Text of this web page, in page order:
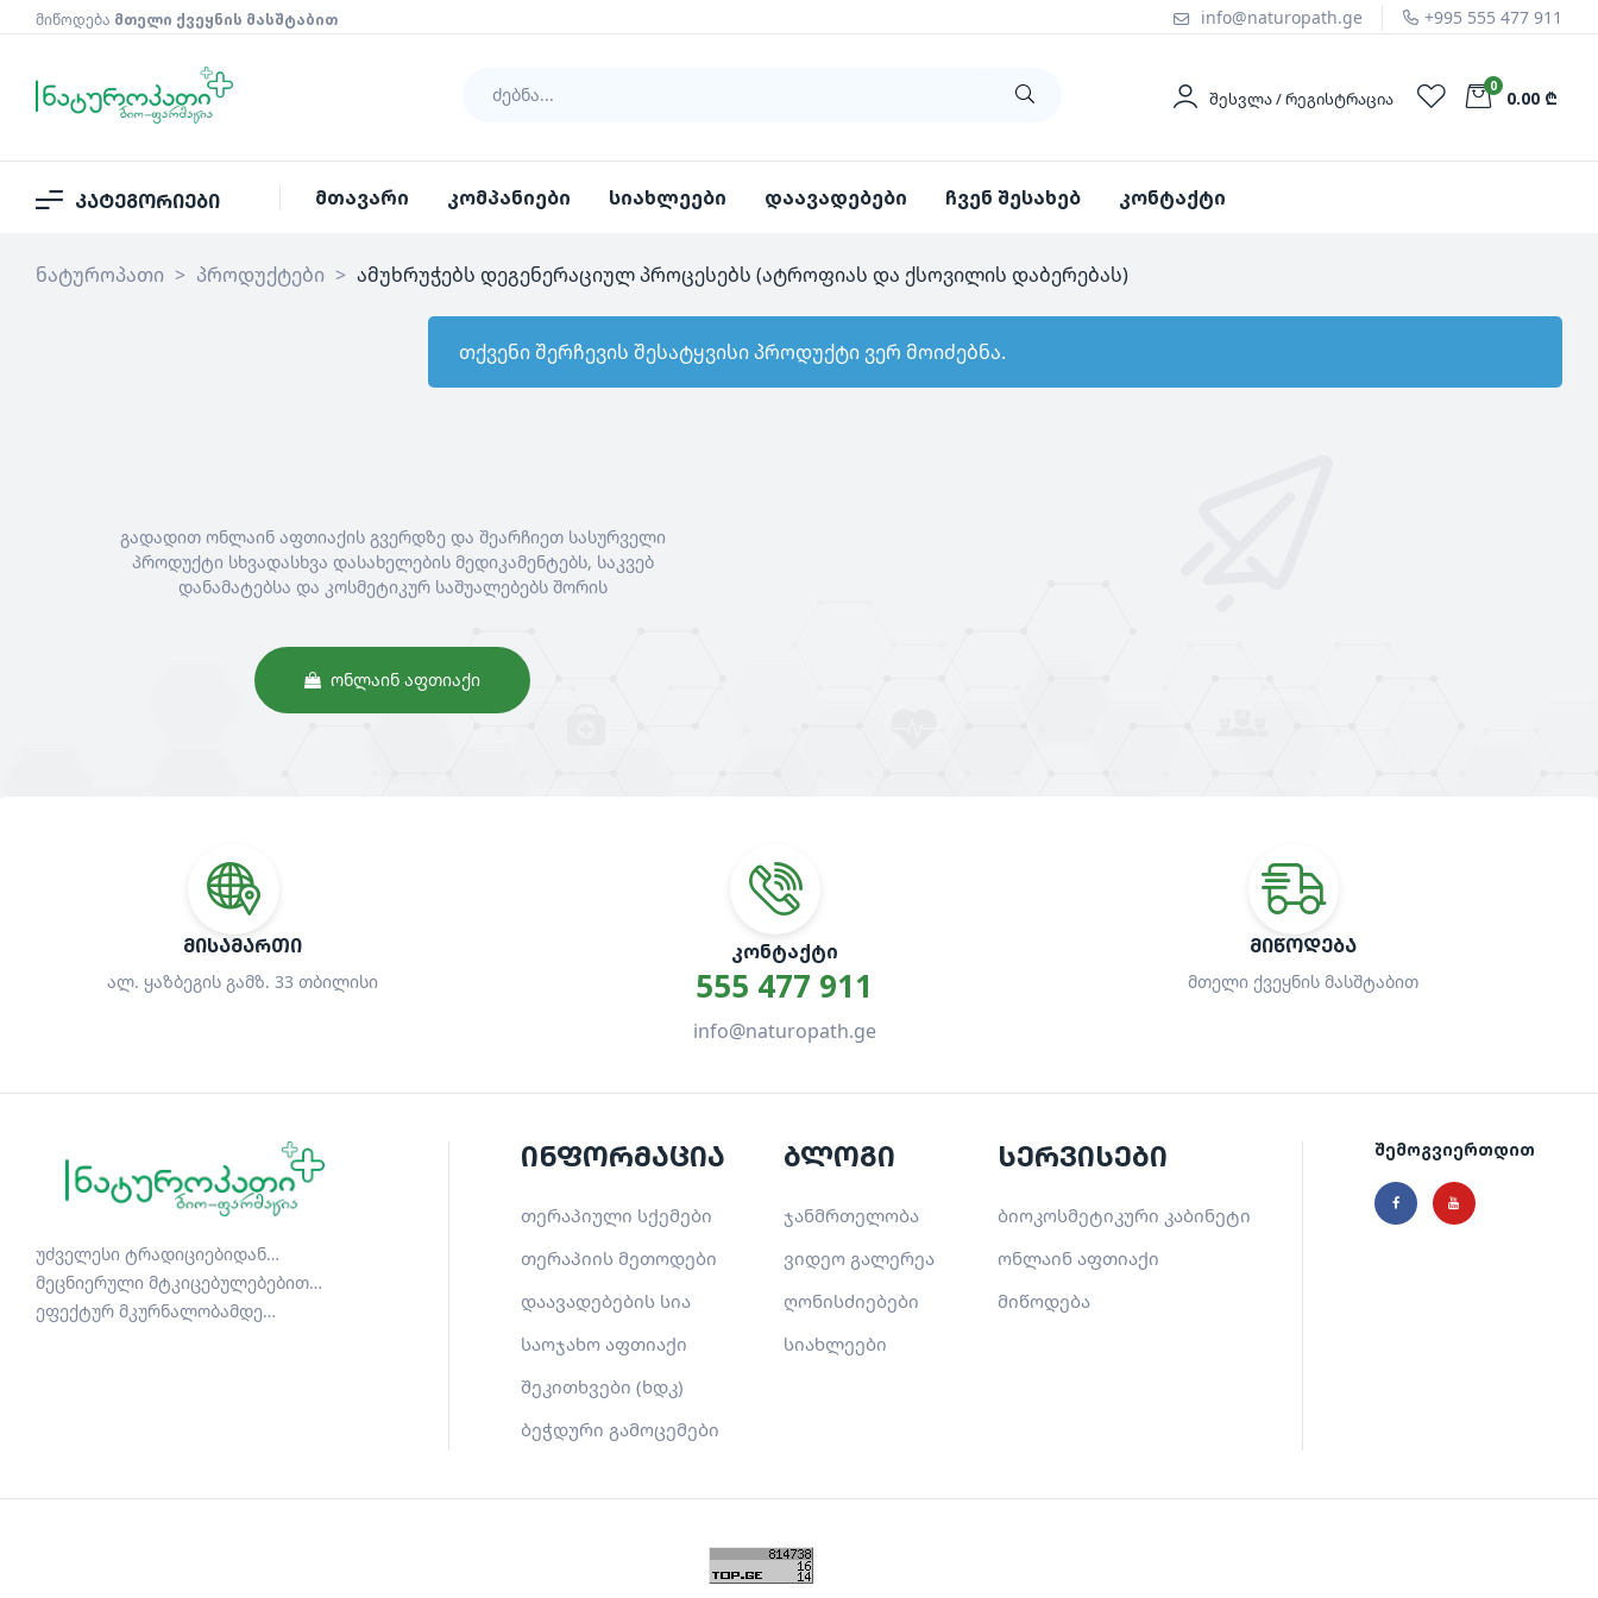
მიწოდება მთელი ქვეყნის მასშტაბით info@naturopath.ge +995 555 477 911
ᲨᲔᲡᲕᲚᲐ / ᲠᲔᲒᲘᲡᲢᲠᲐᲪᲘᲐ
0
0.00 ₾
კატეგორიები მთავარი კომპანიები სიახლეები დაავადებები ჩვენ შესახებ კონტაქტი
ნატუროპათი > პროდუქტები > ამუხრუჭებს დეგენერაციულ პროცესებს (ატროფიას და ქსოვილის დაბერებას)
თქვენი შერჩევის შესატყვისი პროდუქტი ვერ მოიძებნა.
გადადით ონლაინ აფთიაქის გვერდზე და შეარჩიეთ სასურველი
პროდუქტი სხვადასხვა დასახელების მედიკამენტებს, საკვებ
დანამატებსა და კოსმეტიკურ საშუალებებს შორის
ᲝᲜᲚᲐᲘᲜ ᲐᲤᲗᲘᲐᲥᲘ
ᲛᲘᲡᲐᲛᲐᲠᲗᲘ
ალ. ყაზბეგის გამზ. 33 თბილისი
ᲙᲝᲜᲢᲐᲥᲢᲘ
555 477 911
info@naturopath.ge
ᲛᲘᲬᲝᲓᲔᲑᲐ
მთელი ქვეყნის მასშტაბით
უძველესი ტრადიციებიდან…
მეცნიერული მტკიცებულებებით…
ეფექტურ მკურნალობამდე…
ინფორმაცია
თერაპიული სქემები
თერაპიის მეთოდები
დაავადებების სია
საოჯახო აფთიაქი
შეკითხვები (ხდკ)
ბეჭდური გამოცემები
ბლოგი
ჯანმრთელობა
ვიდეო გალერეა
ღონისძიებები
სიახლეები
სერვისები
ბიოკოსმეტიკური კაბინეტი
ონლაინ აფთიაქი
მიწოდება
შემოგვიერთდით